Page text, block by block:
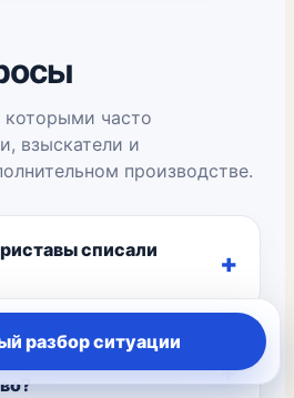
часто
взыскатели и
производстве.
списали
лист и
разбор ситуации